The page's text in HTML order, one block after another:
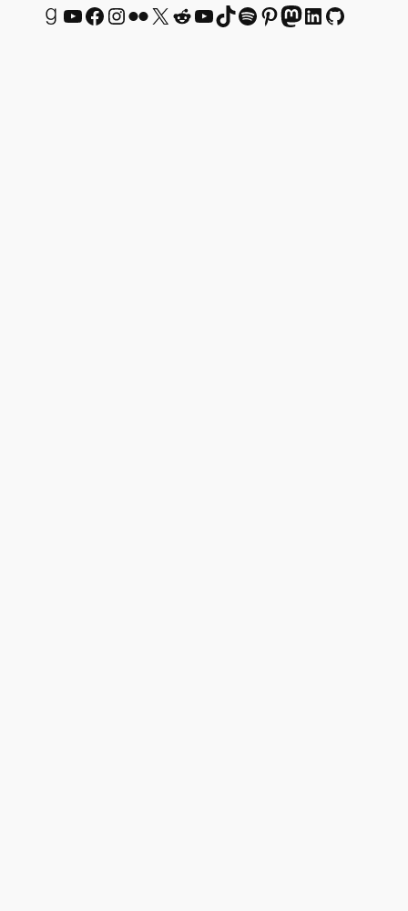
Goodreads YouTube Facebook InstagramFlickr X Reddit YouTube TikTok Spotify Pinterest Mastodon LinkedIn GitHub